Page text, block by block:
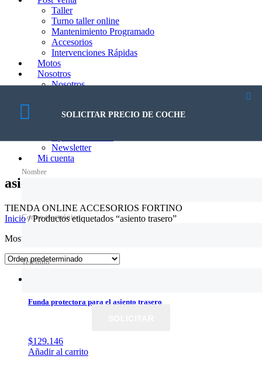
Taller
Turno taller online
Mantenimiento Programado
Accesorios
Intervenciones Rápidas
Motos
Nosotros
Nosotros
Contacto
Newsletter
Mi cuenta
asiento trasero
TIENDA ONLINE ACCESORIOS FORTINO
Inicio/ Productos etiquetados “asiento trasero”
Mostrando el único resultado
Funda protectora para el asiento trasero
$129.146
Añadir al carrito
SOLICITAR PRECIO DE COCHE
Nombre
Correo electrónico
Teléfono